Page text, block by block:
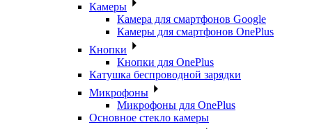
Камеры
Камера для смартфонов Google
Камеры для смартфонов OnePlus
Кнопки
Кнопки для OnePlus
Катушка беспроводной зарядки
Микрофоны
Микрофоны для OnePlus
Основное стекло камеры